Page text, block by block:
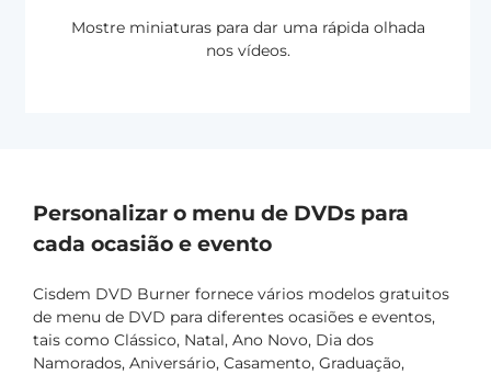
Mostre miniaturas para dar uma rápida olhada
nos vídeos.
Personalizar o menu de DVDs para
cada ocasião e evento
Cisdem DVD Burner fornece vários modelos gratuitos
de menu de DVD para diferentes ocasiões e eventos,
tais como Clássico, Natal, Ano Novo, Dia dos
Namorados, Aniversário, Casamento, Graduação,